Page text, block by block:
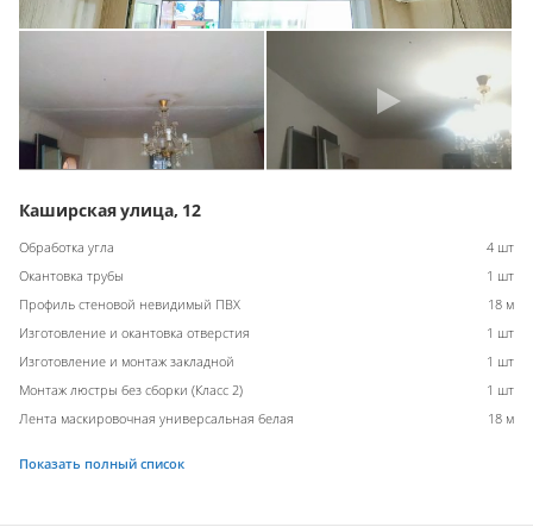
Каширская улица, 12
Обработка угла
4 шт
Окантовка трубы
1 шт
Профиль стеновой невидимый ПВХ
18 м
Изготовление и окантовка отверстия
1 шт
Изготовление и монтаж закладной
1 шт
Монтаж люстры без сборки (Класс 2)
1 шт
Лента маскировочная универсальная белая
18 м
Показать полный список